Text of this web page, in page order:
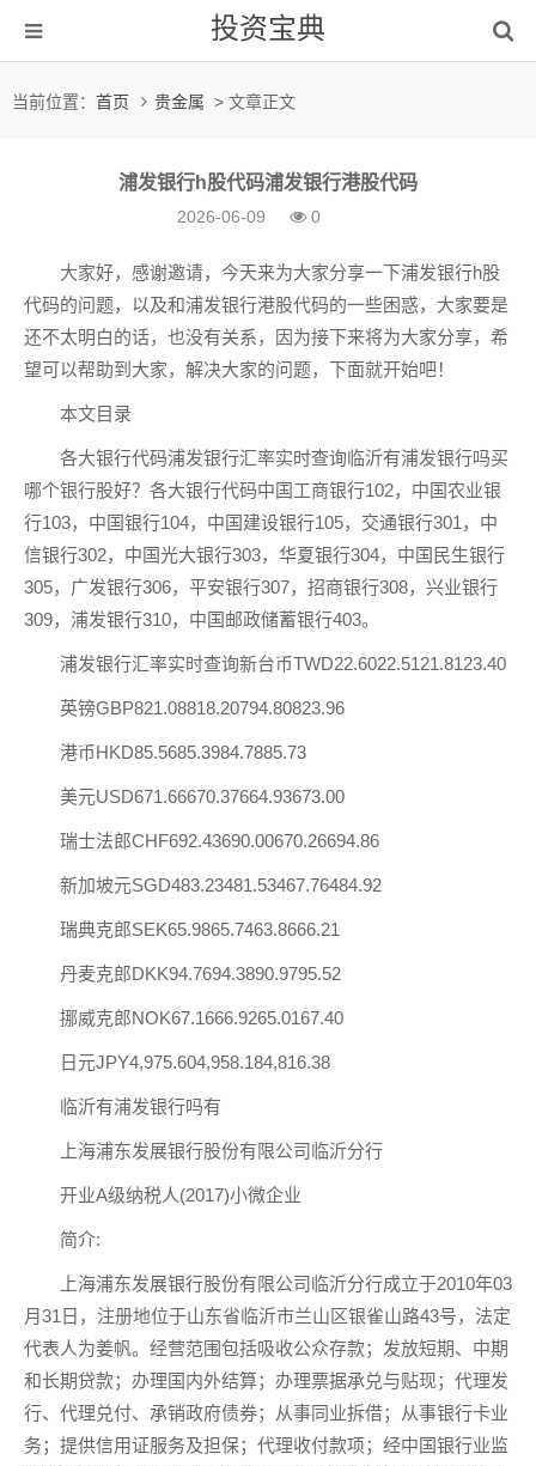
投资宝典
当前位置： 首页 贵金属 > 文章正文
浦发银行h股代码浦发银行港股代码
2026-06-09 0
大家好，感谢邀请，今天来为大家分享一下浦发银行h股
代码的问题，以及和浦发银行港股代码的一些困惑，大家要是
还不太明白的话，也没有关系，因为接下来将为大家分享，希
望可以帮助到大家，解决大家的问题，下面就开始吧！
本文目录
各大银行代码浦发银行汇率实时查询临沂有浦发银行吗买
哪个银行股好？各大银行代码中国工商银行102，中国农业银
行103，中国银行104，中国建设银行105，交通银行301，中
信银行302，中国光大银行303，华夏银行304，中国民生银行
305，广发银行306，平安银行307，招商银行308，兴业银行
309，浦发银行310，中国邮政储蓄银行403。
浦发银行汇率实时查询新台币TWD22.6022.5121.8123.40
英镑GBP821.08818.20794.80823.96
港币HKD85.5685.3984.7885.73
美元USD671.66670.37664.93673.00
瑞士法郎CHF692.43690.00670.26694.86
新加坡元SGD483.23481.53467.76484.92
瑞典克郎SEK65.9865.7463.8666.21
丹麦克郎DKK94.7694.3890.9795.52
挪威克郎NOK67.1666.9265.0167.40
日元JPY4,975.604,958.184,816.38
临沂有浦发银行吗有
上海浦东发展银行股份有限公司临沂分行
开业A级纳税人(2017)小微企业
简介:
上海浦东发展银行股份有限公司临沂分行成立于2010年03
月31日，注册地位于山东省临沂市兰山区银雀山路43号，法定
代表人为姜帆。经营范围包括吸收公众存款；发放短期、中期
和长期贷款；办理国内外结算；办理票据承兑与贴现；代理发
行、代理兑付、承销政府债券；从事同业拆借；从事银行卡业
务；提供信用证服务及担保；代理收付款项；经中国银行业监